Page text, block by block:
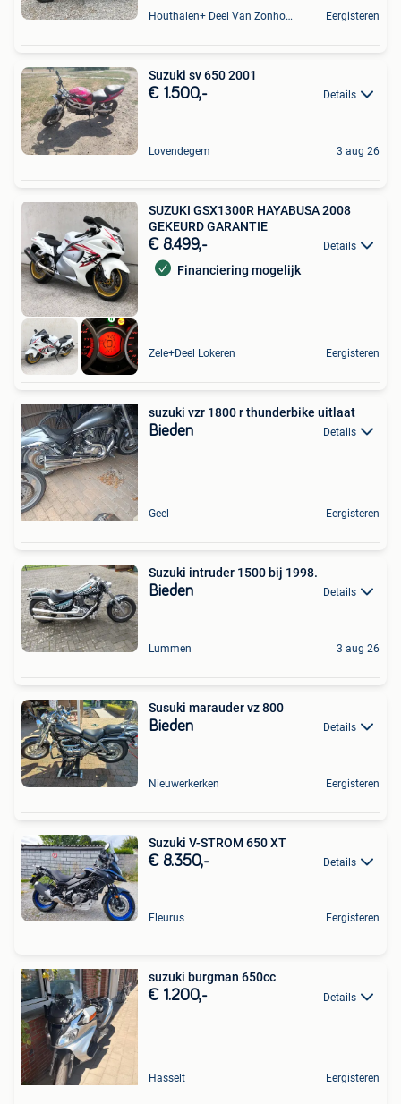
Houthalen+ Deel Van Zonhoven En Zolder Eergisteren
Suzuki sv 650 2001
€ 1.500,- Details
Lovendegem 3 aug 26
SUZUKI GSX1300R HAYABUSA 2008
GEKEURD GARANTIE
€ 8.499,- Details
Financiering mogelijk
Zele+Deel Lokeren Eergisteren
suzuki vzr 1800 r thunderbike uitlaat
Bieden Details
Geel Eergisteren
Suzuki intruder 1500 bij 1998.
Bieden Details
Lummen 3 aug 26
Susuki marauder vz 800
Bieden Details
Nieuwerkerken Eergisteren
Suzuki V-STROM 650 XT
€ 8.350,- Details
Fleurus Eergisteren
suzuki burgman 650cc
€ 1.200,- Details
Hasselt Eergisteren